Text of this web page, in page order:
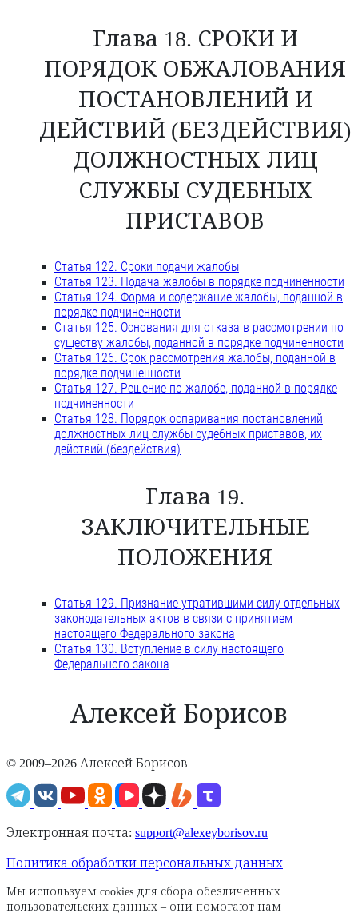
Глава 18. СРОКИ И
ПОРЯДОК ОБЖАЛОВАНИЯ
ПОСТАНОВЛЕНИЙ И
ДЕЙСТВИЙ (БЕЗДЕЙСТВИЯ)
ДОЛЖНОСТНЫХ ЛИЦ
СЛУЖБЫ СУДЕБНЫХ
ПРИСТАВОВ
Статья 122. Сроки подачи жалобы
Статья 123. Подача жалобы в порядке подчиненности
Статья 124. Форма и содержание жалобы, поданной в
порядке подчиненности
Статья 125. Основания для отказа в рассмотрении по
существу жалобы, поданной в порядке подчиненности
Статья 126. Срок рассмотрения жалобы, поданной в
порядке подчиненности
Статья 127. Решение по жалобе, поданной в порядке
подчиненности
Статья 128. Порядок оспаривания постановлений
должностных лиц службы судебных приставов, их
действий (бездействия)
Глава 19.
ЗАКЛЮЧИТЕЛЬНЫЕ
ПОЛОЖЕНИЯ
Статья 129. Признание утратившими силу отдельных
законодательных актов в связи с принятием
настоящего Федерального закона
Статья 130. Вступление в силу настоящего
Федерального закона
Алексей Борисов
© 2009–2026 Алексей Борисов
Электронная почта: support@alexeyborisov.ru
Политика обработки персональных данных
Мы используем cookies для сбора обезличенных
пользовательских данных – они помогают нам